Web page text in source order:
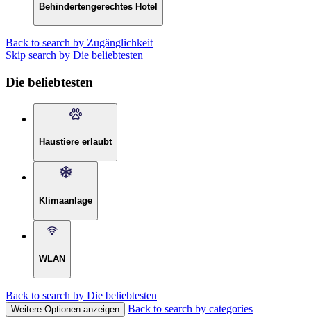
Behindertengerechtes Hotel
Back to search by Zugänglichkeit
Skip search by Die beliebtesten
Die beliebtesten
Haustiere erlaubt
Klimaanlage
WLAN
Back to search by Die beliebtesten
Weitere Optionen anzeigen Back to search by categories